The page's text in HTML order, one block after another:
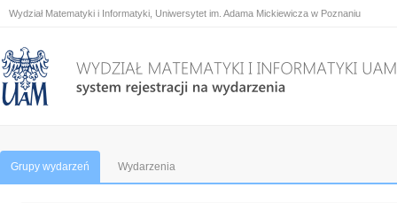
Wydział Matematyki i Informatyki, Uniwersytet im. Adama Mickiewicza w Poznaniu
Grupy wydarzeń Wydarzenia